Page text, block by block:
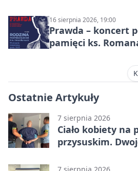
16 sierpnia 2026, 19:00
Prawda – koncert
pamięci ks.
Ostatnie Artykuły
7 sierpnia 2026
Ciało kobiety na
przysuskim.